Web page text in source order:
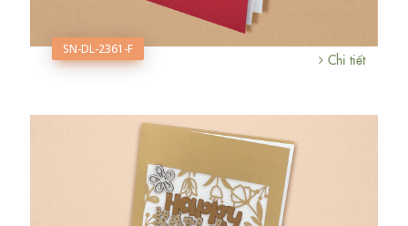
SN-DL-2361-F
Chi tiết